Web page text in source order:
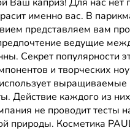
именно вас. В
представляем вам
ведущие
Секрет популярности
и творческих
Действие каждого из
не проводит тесты
природы. Косметика